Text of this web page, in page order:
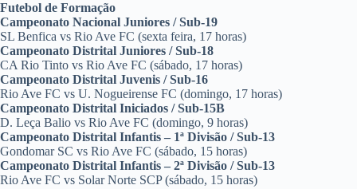
Futebol de Formação
Campeonato Nacional Juniores / Sub-19
SL Benfica vs Rio Ave FC (sexta feira, 17 horas)
Campeonato Distrital Juniores / Sub-18
CA Rio Tinto vs Rio Ave FC (sábado, 17 horas)
Campeonato Distrital Juvenis / Sub-16
Rio Ave FC vs U. Nogueirense FC (domingo, 17 horas)
Campeonato Distrital Iniciados / Sub-15B
D. Leça Balio vs Rio Ave FC (domingo, 9 horas)
Campeonato Distrital Infantis – 1ª Divisão / Sub-13
Gondomar SC vs Rio Ave FC (sábado, 15 horas)
Campeonato Distrital Infantis – 2ª Divisão / Sub-13
Rio Ave FC vs Solar Norte SCP (sábado, 15 horas)